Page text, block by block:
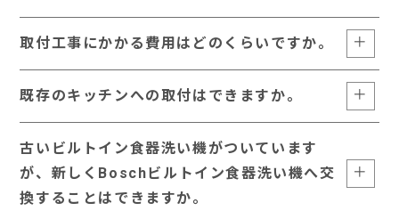
取付工事にかかる費用はどのくらいですか。
既存のキッチンへの取付はできますか。
古いビルトイン食器洗い機がついています
が、新しくBoschビルトイン食器洗い機へ交
換することはできますか。